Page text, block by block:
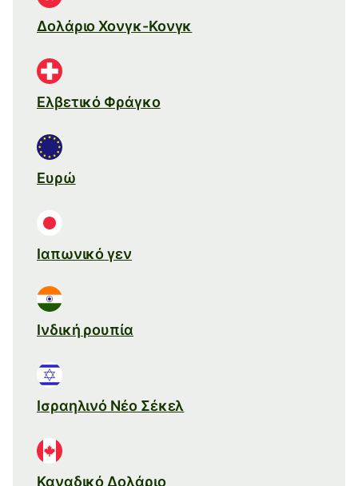
Δολάριο Χονγκ-Κονγκ
Ελβετικό Φράγκο
Ευρώ
Ιαπωνικό γεν
Ινδική ρουπία
Ισραηλινό Νέο Σέκελ
Καναδικό Δολάριο